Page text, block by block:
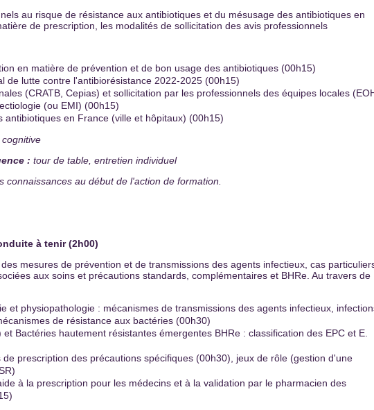
au risque de résistance aux antibiotiques et du mésusage des antibiotiques en
de prescription, les modalités de sollicitation des avis professionnels
en matière de prévention et de bon usage des antibiotiques (00h15)
de lutte contre l'antibiorésistance 2022-2025 (00h15)
(CRATB, Cepias) et sollicitation par les professionnels des équipes locales
(ou EMI) (00h15)
antibiotiques en France (ville et hôpitaux) (00h15)
: tour de table, entretien individuel
au début de l'action de formation.
à tenir (2h00)
mesures de prévention et de transmissions des agents infectieux, cas
aux soins et précautions standards, complémentaires et BHRe. Au travers de
et physiopathologie : mécanismes de transmissions des agents infectieux,
de résistance aux bactéries (00h30)
Bactéries hautement résistantes émergentes BHRe : classification des EPC et E.
prescription des précautions spécifiques (00h30), jeux de rôle (gestion d'une
à la prescription pour les médecins et à la validation par le pharmacien des